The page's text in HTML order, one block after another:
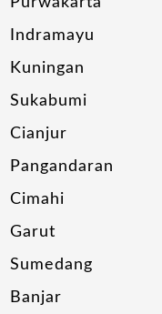
Indramayu
Kuningan
Sukabumi
Cianjur
Pangandaran
Cimahi
Garut
Sumedang
Banjar